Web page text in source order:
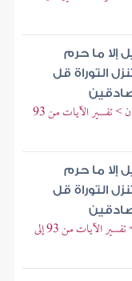
إلا ما حرم
التوراة قل
صادقين
تفسير مقاتل بن سليمان > تفسير سورة آل عمران > تفسير الآيات من 93
إلا ما حرم
التوراة قل
صادقين
تفسير القرآن العزيز > تفسير سورة آل عمران > تفسير الآيات من 93 إلى